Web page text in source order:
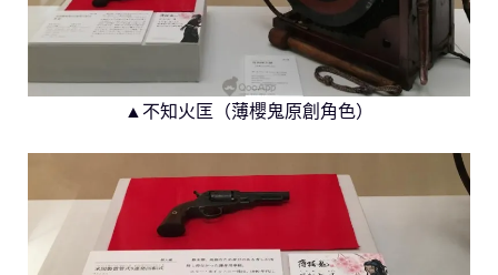
▲不知火匡（薄櫻鬼原創角色）